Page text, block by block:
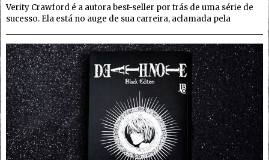
Verity Crawford é a autora best-seller por trás de uma série de
sucesso. Ela está no auge de sua carreira, aclamada pela